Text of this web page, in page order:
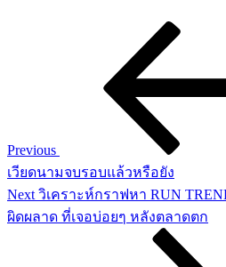
Previous
เวียดนามจบรอบแล้วหรือยัง
Next
Post
Next วิเคราะห์กราฟหา RUN
ผิดผลาด ที่เจอบ่อยๆ หลังตลาดตก